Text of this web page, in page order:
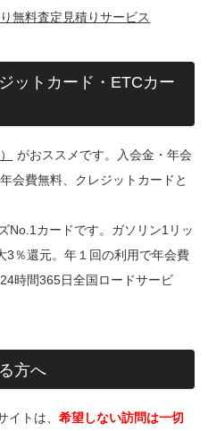
無料査定見積りサービス
ットカード・ETCカー
がおススメです。入会金・年会
会費無料、クレジットカードと
No.1カードです。ガソリン1リッ
3％還元。年１回の利用で年会費
時間365日全国ロードサービ
方へ
イトは、 希望しない訪問は一切